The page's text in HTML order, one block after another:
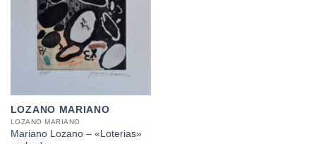
LOZANO MARIANO
LOZANO MARIANO
Mariano Lozano – «Loterias»